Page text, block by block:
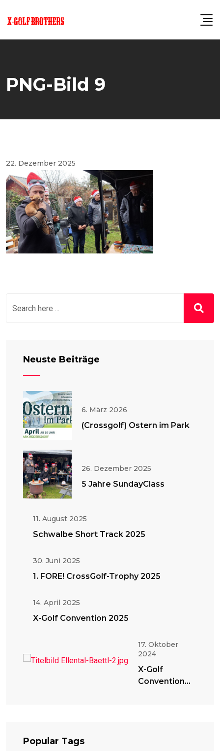
PNG-Bild 9
22. Dezember 2025
Neuste Beiträge
6. März 2026
(Crossgolf) Ostern im Park
26. Dezember 2025
5 Jahre SundayClass
11. August 2025
Schwalbe Short Track 2025
30. Juni 2025
1. FORE! CrossGolf-Trophy 2025
14. April 2025
X-Golf Convention 2025
17. Oktober
2024
X-Golf
Convention
Popular Tags